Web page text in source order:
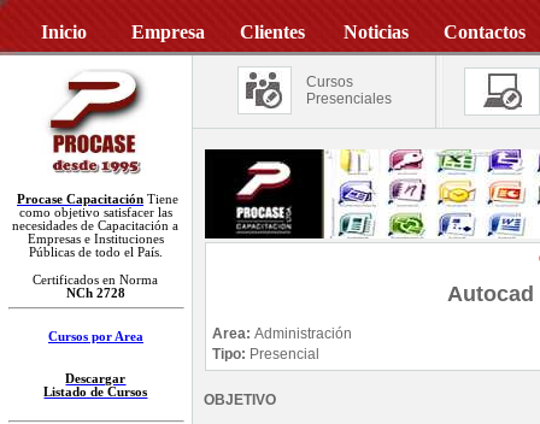
Inicio Empresa Clientes Noticias Contactos
Procase Capacitación Tiene
como objetivo satisfacer las
necesidades de Capacitación a
Empresas e Instituciones
Públicas de todo el País.
Certificados en Norma
NCh 2728
Cursos por Area
Descargar
Listado de Cursos
Cursos
Presenciales
Autocad
Area:Administración
Tipo: Presencial
OBJETIVO